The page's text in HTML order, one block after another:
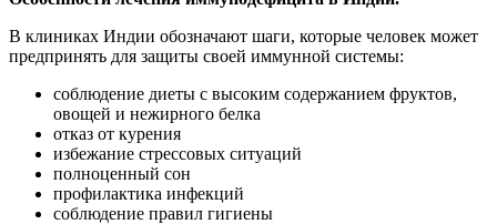
В клиниках Индии обозначают шаги, которые человек может
предпринять для защиты своей иммунной системы:
соблюдение диеты с высоким содержанием фруктов,
овощей и нежирного белка
отказ от курения
избежание стрессовых ситуаций
полноценный сон
профилактика инфекций
соблюдение правил гигиены